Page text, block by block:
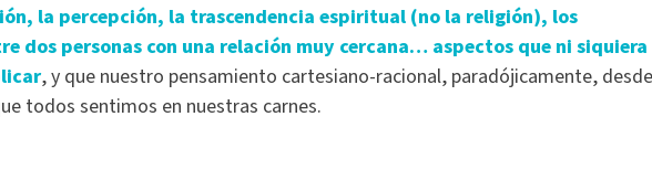
la percepción, la trascendencia espiritual (no la religión), los
dos personas con una relación muy cercana… aspectos que ni siquiera
, y que nuestro pensamiento cartesiano-racional, paradójicamente,
todos sentimos en nuestras carnes.